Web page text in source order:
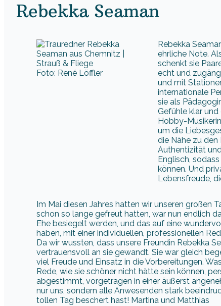
Rebekka Seaman
Foto: René Löffler
Rebekka
ehrliche Note.
schenkt sie
echt und
und mit
internationale
sie als
Gefühle klar
Hobby-
um die
die Nähe zu
Authentizität
Englisch,
können. Und
Lebensfreude,
Im Mai diesen Jahres hatten wir unseren großen
schon so lange gefreut hatten, war nun endlich
Ehe besiegelt werden, und das auf eine
haben, mit einer individuellen, professionellen
Da wir wussten, dass unsere Freundin Rebekka
vertrauensvoll an sie gewandt. Sie war gleich
viel Freude und Einsatz in die Vorbereitungen.
Rede, wie sie schöner nicht hätte sein können,
abgestimmt, vorgetragen in einer äußerst
nur uns, sondern alle Anwesenden stark
tollen Tag beschert hast! Martina und Matthias